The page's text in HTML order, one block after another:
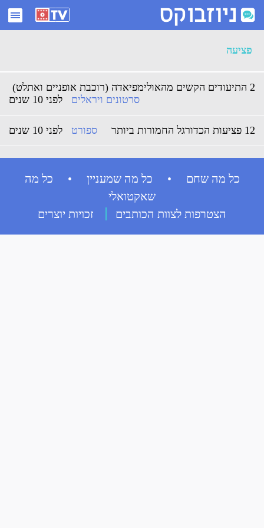
ארכיון פציעה - ניוזבוקס
פציעה
2 התיעודים הקשים מהאולימפיאדה (רוכבת אופניים ואתלט)
לפני 10 שנים
סרטונים ויראלים
12 פציעות הכדורגל החמורות ביותר לפני 10 שנים ספורט
כל מה שחם • כל מה שמעניין • כל מה
שאקטואלי
הצטרפות לצוות הכותבים
זכויות יוצרים